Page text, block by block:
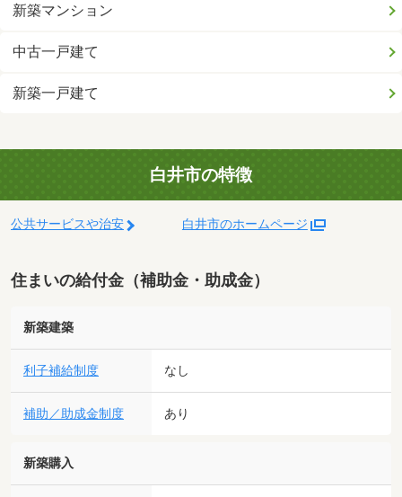
新築マンション
中古一戸建て
新築一戸建て
白井市の特徴
公共サービスや治安 白井市のホームページ
住まいの給付金（補助金・助成金）
新築建築
利子補給制度 なし
補助／助成金制度 あり
新築購入